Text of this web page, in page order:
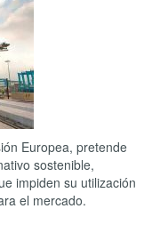
Europea, pretende
sostenible,
impiden su utilización
el mercado.